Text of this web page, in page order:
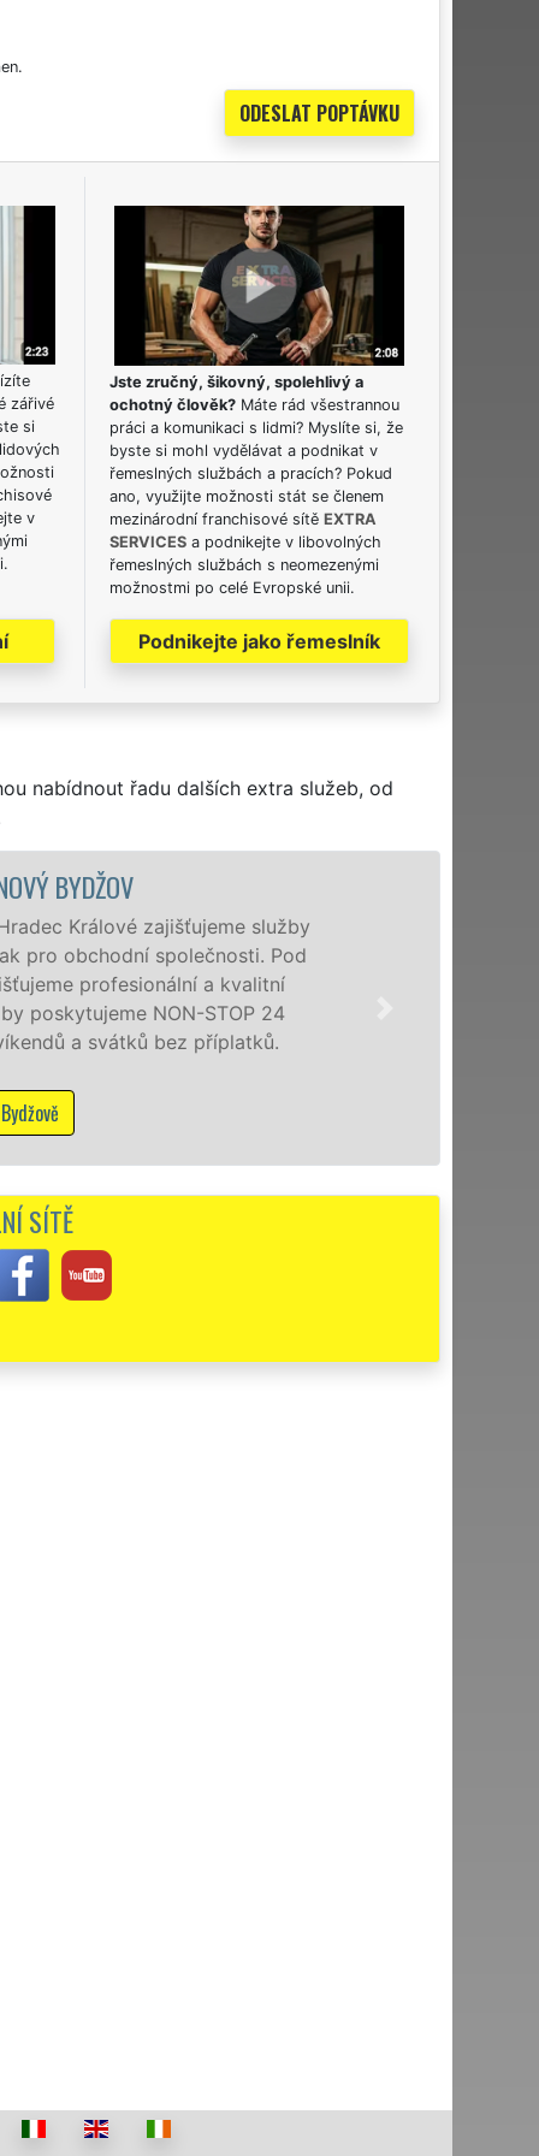
zářivé
si
v
Jste zručný, šikovný, spolehlivý a
ochotný člověk? Máte rád všestrannou
práci a komunikaci s lidmi? Myslíte si, že
byste si mohl vydělávat a podnikat v
řemeslných službách a pracích? Pokud
ano, využijte možnosti stát se členem
mezinárodní franchisové sítě EXTRA
SERVICES a podnikejte v libovolných
řemeslných službách s neomezenými
možnostmi po celé Evropské unii.
Podnikejte jako řemeslník
nabídnout řadu dalších extra služeb, od
SÍTĚ